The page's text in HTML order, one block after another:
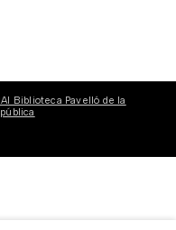
Biblioteca Pavelló de la